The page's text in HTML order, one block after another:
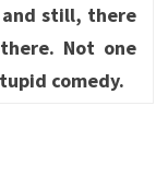
and still, there
Not one
comedy.